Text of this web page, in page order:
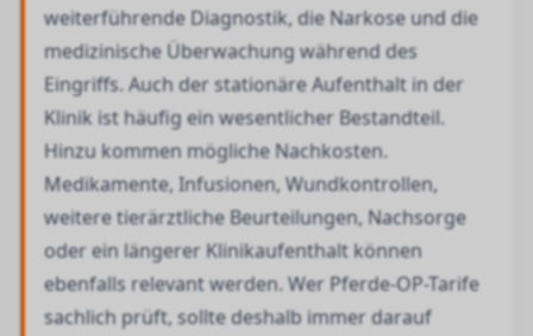
weiterführende Diagnostik, die Narkose und die
medizinische Überwachung während des
Eingriffs. Auch der stationäre Aufenthalt in der
Klinik ist häufig ein wesentlicher Bestandteil.
Hinzu kommen mögliche Nachkosten.
Medikamente, Infusionen, Wundkontrollen,
weitere tierärztliche Beurteilungen, Nachsorge
oder ein längerer Klinikaufenthalt können
ebenfalls relevant werden. Wer Pferde-OP-Tarife
sachlich prüft, sollte deshalb immer darauf